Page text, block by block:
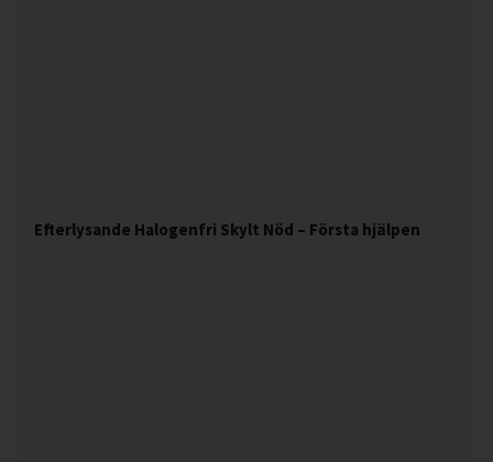
Efterlysande Halogenfri Skylt Nöd – Första hjälpen